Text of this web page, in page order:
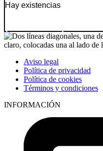
Hay existencias
Aviso legal
Política de privacidad
Política de cookies
Términos y condiciones
INFORMACIÓN